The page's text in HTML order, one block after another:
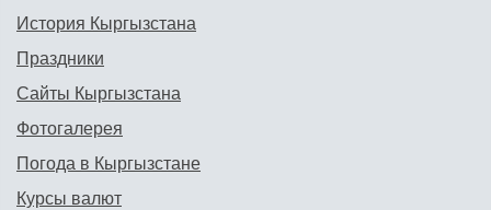
История Кыргызстана
Праздники
Сайты Кыргызстана
Фотогалерея
Погода в Кыргызстане
Курсы валют